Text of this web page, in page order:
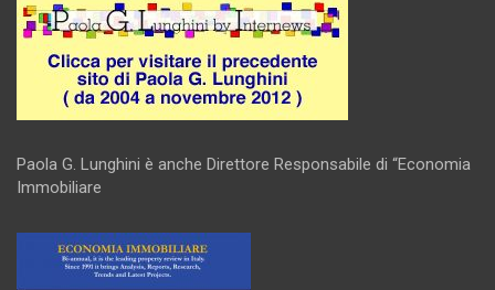
Paola G. Lunghini è anche Direttore Responsabile di “Economia
Immobiliare